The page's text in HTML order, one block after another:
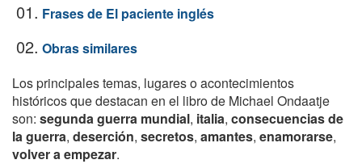
01. Frases de El paciente inglés
02. Obras similares
Los principales temas, lugares o acontecimientos
históricos que destacan en el libro de Michael Ondaatje
son: segunda guerra mundial, italia, consecuencias de
la guerra, deserción, secretos, amantes, enamorarse,
volver a empezar.